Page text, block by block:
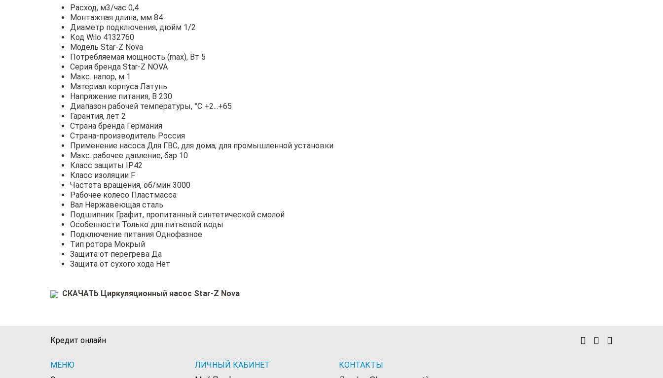
Расход, м3/час 0,4
Монтажная длина, мм 84
Диаметр подключения, дюйм 1/2
Код Wilo 4132760
Модель Star-Z Nova
Потребляемая мощность (max), Вт 5
Серия бренда Star-Z NOVA
Макс. напор, м 1
Материал корпуса Латунь
Напряжение питания, В 230
Диапазон рабочей температуры, °С +2...+65
Гарантия, лет 2
Страна бренда Германия
Страна-производитель Россия
Применение насоса Для ГВС, для дома, для промышленной установки
Макс. рабочее давление, бар 10
Класс защиты IP42
Класс изоляции F
Частота вращения, об/мин 3000
Рабочее колесо Пластмасса
Вал Нержавеющая сталь
Подшипник Графит, пропитанный синтетической смолой
Особенности Только для питьевой воды
Подключение питания Однофазное
Тип ротора Мокрый
Защита от перегрева Да
Защита от сухого хода Нет
СКАЧАТЬ Циркуляционный насос Star-Z Nova
Кредит онлайн
МЕНЮ
ЛИЧНЫЙ КАБИНЕТ
КОНТАКТЫ